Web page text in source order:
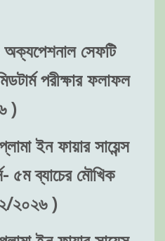
অক্যপেশনাল সেফটি
পরীক্ষার ফলাফল
)
ইন ফায়ার সায়েন্স
৫ম ব্যাচের মৌখিক
২০২৬ )